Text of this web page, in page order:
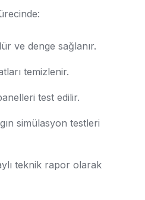
ve denge sağlanır.
temizlenir.
test edilir.
simülasyon testleri
teknik rapor olarak